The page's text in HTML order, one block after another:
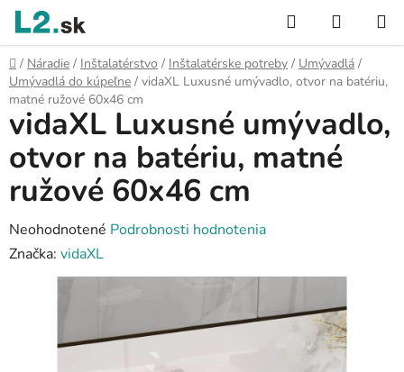
Prejsť
obsah
Hľadať
KOŠÍK
Domov
/ Náradie / Inštalatérstvo / Inštalatérske potreby / Umývadlá /
Umývadlá do kúpeľne / vidaXL Luxusné umývadlo, otvor na batériu,
matné ružové 60x46 cm
vidaXL Luxusné umývadlo,
otvor na batériu, matné
ružové 60x46 cm
Priemerné
hodnotenie
produktu
Neohodnotené Podrobnosti hodnotenia
Značka: vidaXL